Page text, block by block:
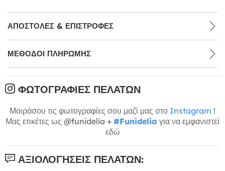
ΑΠΟΣΤΟΛΈΣ & ΕΠΙΣΤΡΟΦΈΣ
ΜΕΘΌΔΟΙ ΠΛΗΡΩΜΉΣ
ΦΩΤΟΓΡΑΦΊΕΣ ΠΕΛΑΤΏΝ
Μοιράσου τις φωτογραφίες σου μαζί μας στο Instagram !
Μας ετικέτες ως @funidelia + #Funidelia για να εμφανιστεί
εδώ
ΑΞΙΟΛΟΓΉΣΕΙΣ ΠΕΛΑΤΏΝ: